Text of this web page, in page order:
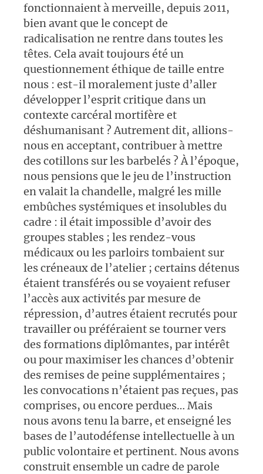
fonctionnaient à merveille, depuis 2011,
bien avant que le concept de
radicalisation ne rentre dans toutes les
têtes. Cela avait toujours été un
questionnement éthique de taille entre
nous : est-il moralement juste d’aller
développer l’esprit critique dans un
contexte carcéral mortifère et
déshumanisant ? Autrement dit, allions-
nous en acceptant, contribuer à mettre
des cotillons sur les barbelés ? À l’époque,
nous pensions que le jeu de l’instruction
en valait la chandelle, malgré les mille
embûches systémiques et insolubles du
cadre : il était impossible d’avoir des
groupes stables ; les rendez-vous
médicaux ou les parloirs tombaient sur
les créneaux de l’atelier ; certains détenus
étaient transférés ou se voyaient refuser
l’accès aux activités par mesure de
répression, d’autres étaient recrutés pour
travailler ou préféraient se tourner vers
des formations diplômantes, par intérêt
ou pour maximiser les chances d’obtenir
des remises de peine supplémentaires ;
les convocations n’étaient pas reçues, pas
comprises, ou encore perdues… Mais
nous avons tenu la barre, et enseigné les
bases de l’autodéfense intellectuelle à un
public volontaire et pertinent. Nous avons
construit ensemble un cadre de parole